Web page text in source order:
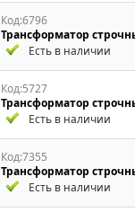
Код:6796
Трансформатор
Есть в наличии
Код:5727
Трансформатор
Есть в наличии
Код:7355
Трансформатор
Есть в наличии